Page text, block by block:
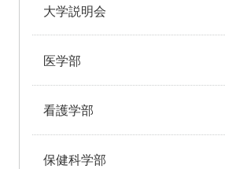
大学説明会
医学部
看護学部
保健科学部